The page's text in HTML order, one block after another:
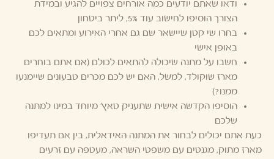
ודאו שאתם יודעים כמה אורחים צפויים להגיע ובמידת
הצורך הוסיפו לחישוב עוד 5%, ליתר ביטחון
בחרו שי קטן שיישאר שם גם אחרי האירוע ומתאים לכם
באופן אישי
חשבו על מתנה שיכולה להתאים לכולם (אם אתם בוחרים
מארז שוקולד, למשל, האם יש לכם מכרים טבעונים שיימנעו
ממנו?)
הוסיפו הקדשה אישית שתעניק טאץ' מיוחד במינו למתנה
שלכם
כעת אתם יכולים לבחור את המתנה האידאלית, בין אם תעדיפו
מארז מתוק, מגנטים עם משפטי השראה, מעטפה עם זרעים